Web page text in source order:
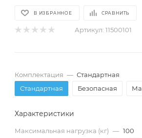
В ИЗБРАННОЕ СРАВНИТЬ
Артикул: 11500101
Комплектация — Стандартная
Стандартная
Безопасная
Характеристики
Максимальная нагрузка (кг) — 100